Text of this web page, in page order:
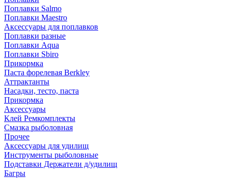
Поплавки Salmo
Поплавки Maestro
Аксессуары для поплавков
Поплавки разные
Поплавки Aqua
Поплавки Sbiro
Прикормка
Паста форелевая Berkley
Аттрактанты
Насадки, тесто, паста
Прикормка
Аксессуары
Клей Ремкомплекты
Смазка рыболовная
Прочее
Аксессуары для удилищ
Инструменты рыболовные
Подставки Держатели д/удилищ
Багры